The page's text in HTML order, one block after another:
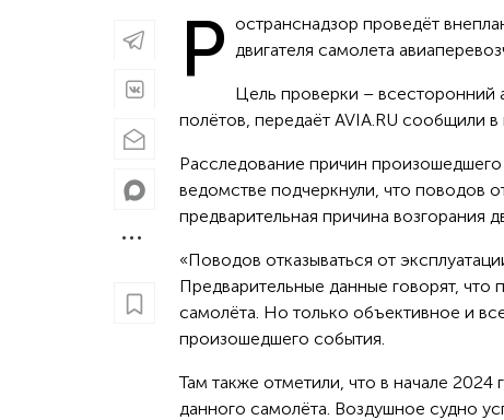
Р остранснадзор проведёт
двигателя самолета
Цель проверки – всесторонний
полётов, передаёт AVIA.RU сообщили
Расследование причин
ведомстве подчеркнули, что поводов
предварительная причина возгорания
«Поводов отказываться от
Предварительные данные говорят, что
самолёта. Но только объективное и
произошедшего события.
Там также отметили, что в начале
данного самолёта. Воздушное судно